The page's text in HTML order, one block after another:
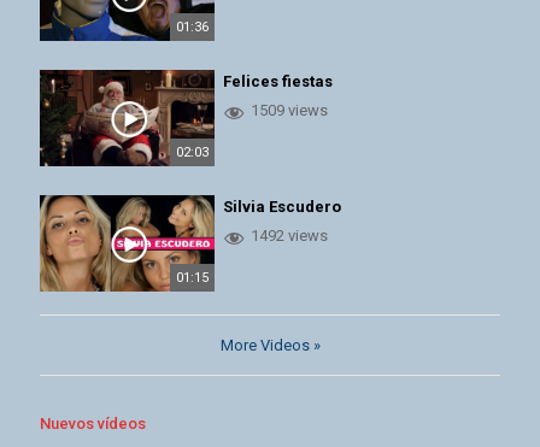
01:36
02:03
Felices fiestas
1509 views
01:15
Silvia Escudero
1492 views
More Videos »
Nuevos vídeos